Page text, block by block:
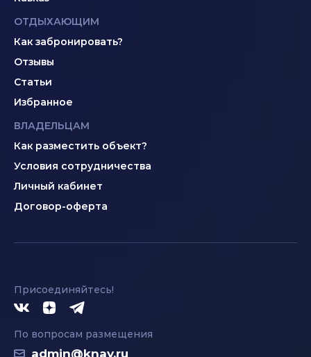
ОТДЫХАЮЩИМ
Как забронировать?
Отзывы
Статьи
Избранное
ВЛАДЕЛЬЦАМ
Как разместить объект?
Условия сотрудничества
Личный кабинет
Договор-оферта
Присоединяйтесь!
По вопросам размещения
admin@knay.ru